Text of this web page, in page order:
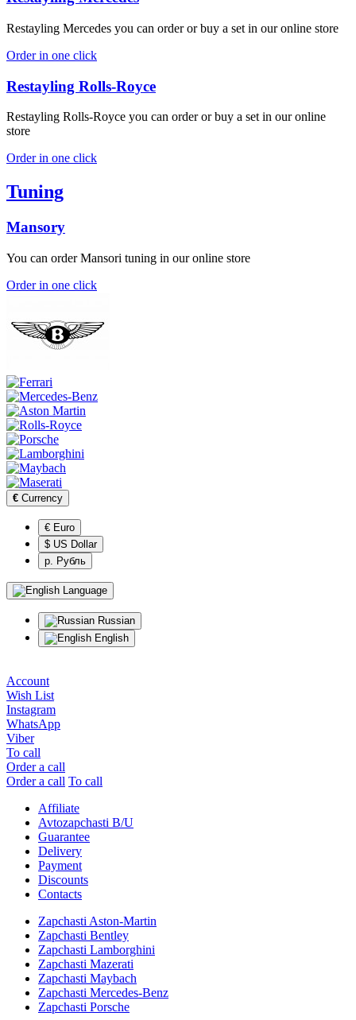
Restayling Mercedes you can order or buy a set in our online store
Order in one click
Restayling Rolls-Royce
Restayling Rolls-Royce you can order or buy a set in our online
store
Order in one click
Tuning
Mansory
You can order Mansori tuning in our online store
Order in one click
€ Currency
€ Euro
$ US Dollar
р. Рубль
Language
Russian
English
Account
Wish List
Instagram
WhatsApp
Viber
To call
Order a call
Order a call To call
Affiliate
Avtozapchasti B/U
Guarantee
Delivery
Payment
Discounts
Contacts
Zapchasti Aston-Martin
Zapchasti Bentley
Zapchasti Lamborghini
Zapchasti Mazerati
Zapchasti Maybach
Zapchasti Mercedes-Benz
Zapchasti Porsche